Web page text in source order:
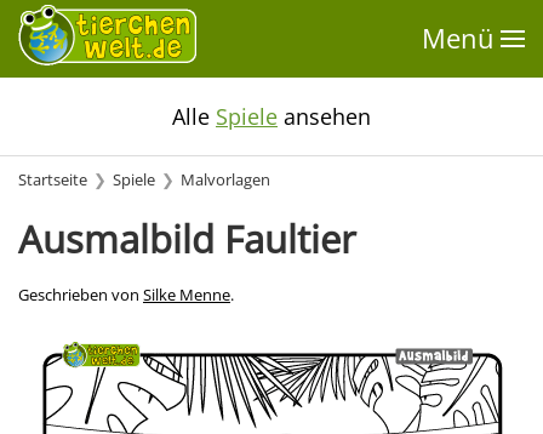
Menü
Alle Spiele ansehen
Startseite Spiele Malvorlagen
Ausmalbild Faultier
Geschrieben von Silke Menne.